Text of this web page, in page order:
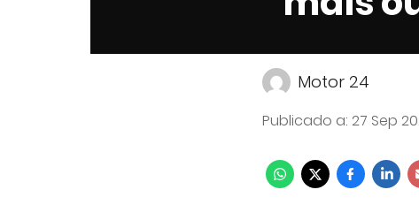
Motor 24
Publicado a: 27 Sep